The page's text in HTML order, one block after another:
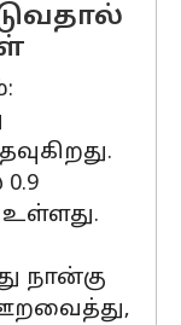
உள்ளது.
நான்கு